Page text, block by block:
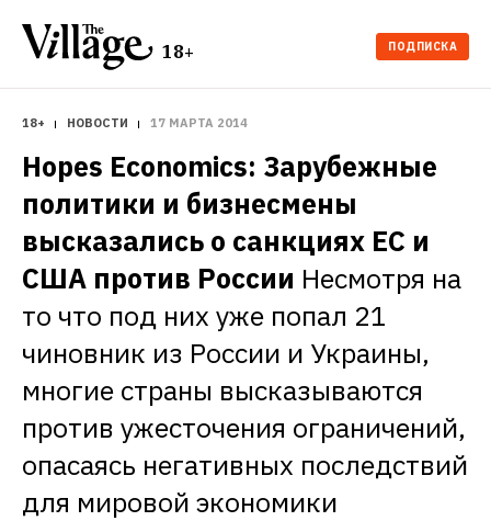
18+ ПОДПИСКА
18+ НОВОСТИ 17 МАРТА 2014
Hopes Economics: Зарубежные
политики и бизнесмены
высказались о санкциях ЕС и
США против России Несмотря на
то что под них уже попал 21
чиновник из России и Украины,
многие страны высказываются
против ужесточения ограничений,
опасаясь негативных последствий
для мировой экономики